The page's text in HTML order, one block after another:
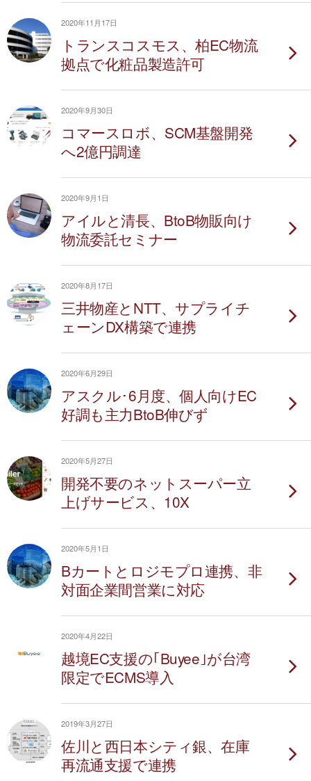
2020年11月17日
トランスコスモス、柏EC物流
拠点で化粧品製造許可
2020年9月30日
コマースロボ、SCM基盤開発
へ2億円調達
2020年9月1日
アイルと清長、BtoB物販向け
物流委託セミナー
2020年8月17日
三井物産とNTT、サプライチ
ェーンDX構築で連携
2020年6月29日
アスクル･6月度、個人向けEC
好調も主力BtoB伸びず
2020年5月27日
開発不要のネットスーパー立
上げサービス、10X
2020年5月1日
Bカートとロジモプロ連携、非
対面企業間営業に対応
2020年4月22日
越境EC支援の｢Buyee｣が台湾
限定でECMS導入
2019年3月27日
佐川と西日本シティ銀、在庫
再流通支援で連携